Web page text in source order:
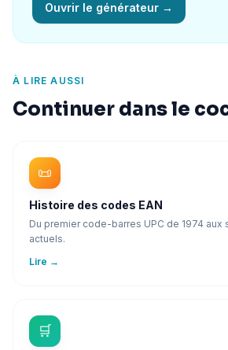
Ouvrir le générateur →
À LIRE AUSSI
Continuer dans le
📜
Histoire des codes EAN
Du premier code-barres UPC de 1974 aux
actuels.
Lire →
🛒